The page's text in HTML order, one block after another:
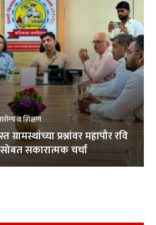
व शिक्षण
प्रश्नांवर महापौर रवि
सकारात्मक चर्चा